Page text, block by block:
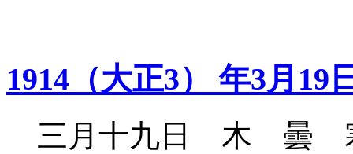
1914（大正3） 年3月19
三月十九日 木 曇